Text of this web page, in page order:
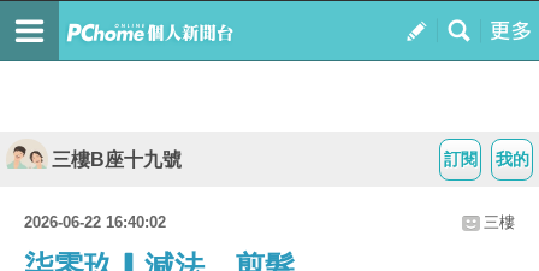
我的
訂閱
三樓B座十九號
2026-06-22 16:40:02 三樓